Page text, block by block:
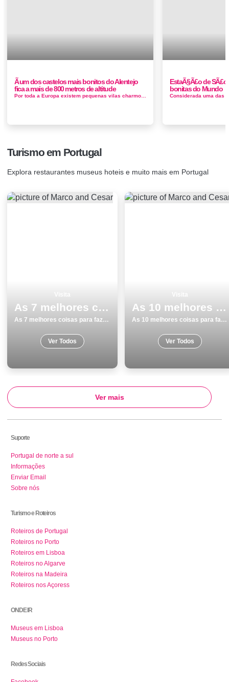
Ã um dos castelos mais bonitos do Alentejo
fica a mais de 800 metros de altitude
Por toda a Europa existem pequenas vilas charmosas que atraem cada vez mais curiosos. As tradicionais ruas, os cafés apenas para almoço ...
EstaÃ§Ã£o de
bonitas do Mundo
Turismo em Portugal
Explora restaurantes museus hoteis e muito mais em Portugal
As 7 melhores coisas para fazer e visitar em Cascais
As 7 melhores coisas para fazer e visitar em Cascais
Ver Todos
As 10 melhores coisas para fazer e visitar em Viseu
As 10 melhores coisas para fazer e visitar em Viseu
Ver Todos
Ver mais
Suporte
Portugal de norte a sul
Informações
Enviar Email
Sobre nós
Turismo e Roteiros
Roteiros de Portugal
Roteiros no Porto
Roteiros em Lisboa
Roteiros no Algarve
Roteiros na Madeira
Roteiros nos Açoress
ONDE IR
Museus em Lisboa
Museus no Porto
Redes Sociais